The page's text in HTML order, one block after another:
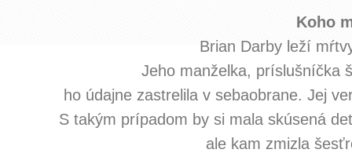
Koho
Brian Darby leží
Jeho manželka, príslušníčka
ho údajne zastrelila v sebaobrane. Jej
S takým prípadom by si mala skúsená
ale kam zmizla